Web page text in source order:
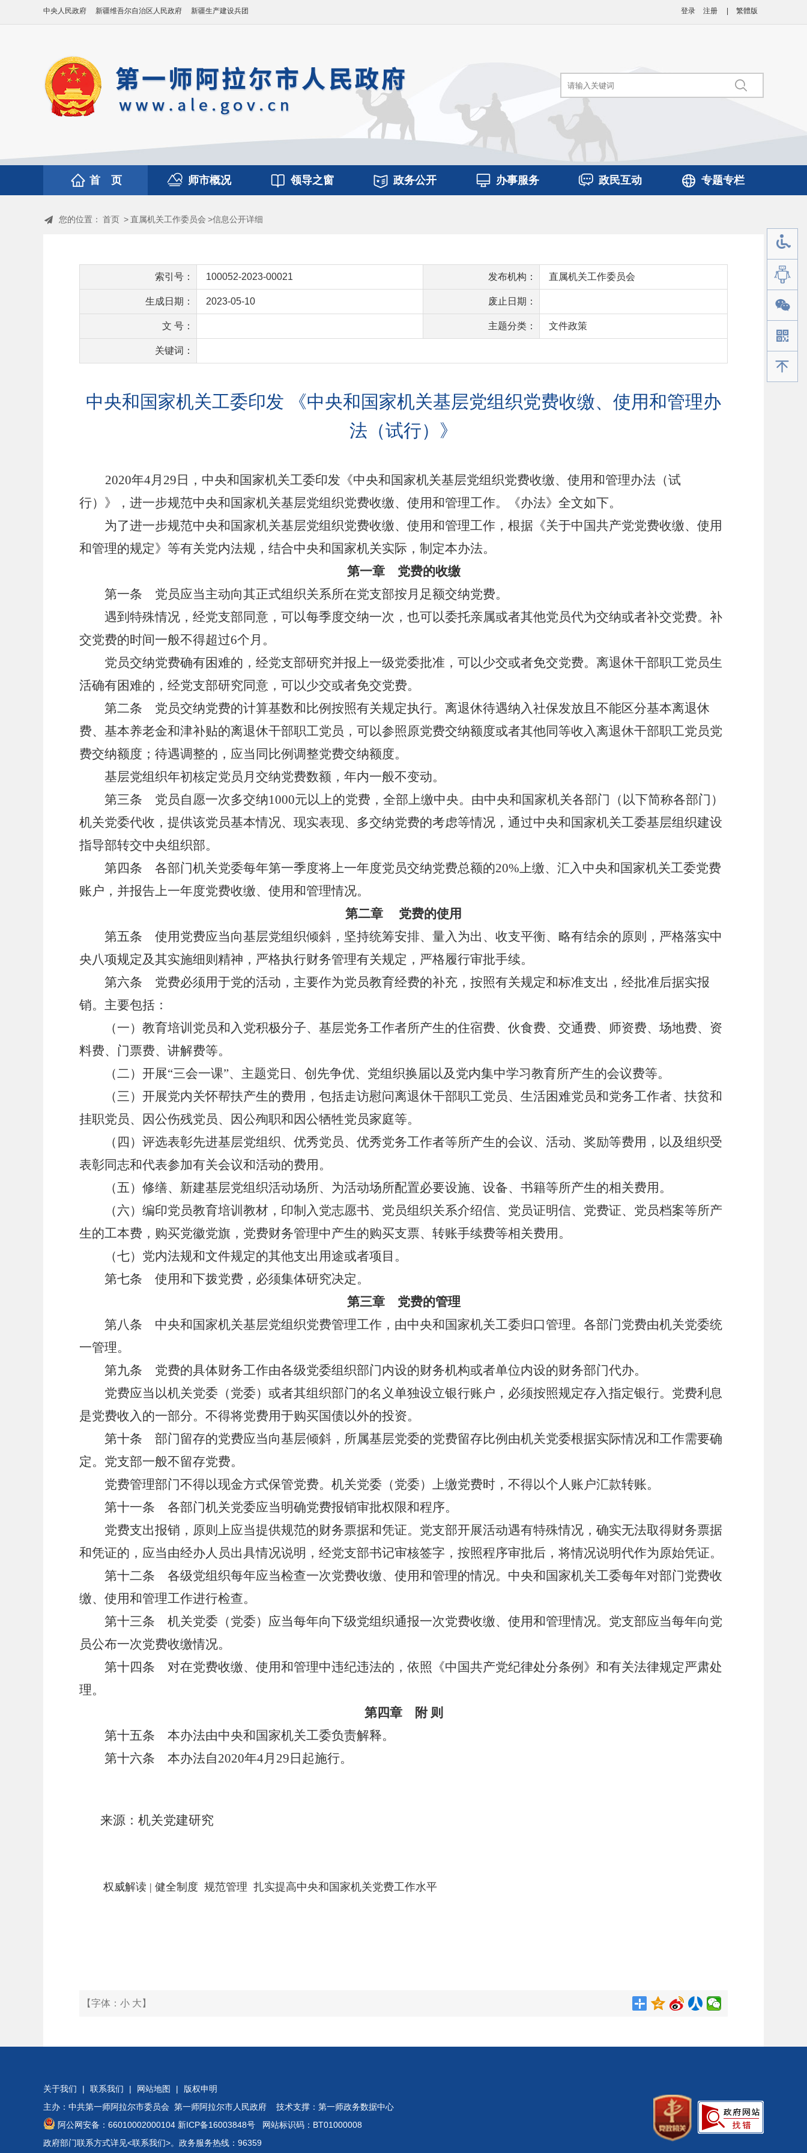
登录 注册 繁體版
中央人民政府 新疆维吾尔自治区人民政府 新疆生产建设兵团
首 页 师市概况 领导之窗 政务公开 办事服务 政民互动 专题专栏
您的位置： 首页 >直属机关工作委员会 >信息公开详细
索引号： 100052-2023-00021 发布机构： 直属机关工作委员会
生成日期： 2023-05-10 废止日期：
文 号： 主题分类： 文件政策
关键词：
中央和国家机关工委印发 《中央和国家机关基层党组织党费收缴、使用和管理办
法（试行）》
2020年4月29日，中央和国家机关工委印发《中央和国家机关基层党组织党费收缴、使用和管理办法（试
行）》，进一步规范中央和国家机关基层党组织党费收缴、使用和管理工作。《办法》全文如下。
为了进一步规范中央和国家机关基层党组织党费收缴、使用和管理工作，根据《关于中国共产党党费收缴、使用
和管理的规定》等有关党内法规，结合中央和国家机关实际，制定本办法。
第一章 党费的收缴
第一条 党员应当主动向其正式组织关系所在党支部按月足额交纳党费。
遇到特殊情况，经党支部同意，可以每季度交纳一次，也可以委托亲属或者其他党员代为交纳或者补交党费。补
交党费的时间一般不得超过6个月。
党员交纳党费确有困难的，经党支部研究并报上一级党委批准，可以少交或者免交党费。离退休干部职工党员生
活确有困难的，经党支部研究同意，可以少交或者免交党费。
第二条 党员交纳党费的计算基数和比例按照有关规定执行。离退休待遇纳入社保发放且不能区分基本离退休
费、基本养老金和津补贴的离退休干部职工党员，可以参照原党费交纳额度或者其他同等收入离退休干部职工党员党
费交纳额度；待遇调整的，应当同比例调整党费交纳额度。
基层党组织年初核定党员月交纳党费数额，年内一般不变动。
第三条 党员自愿一次多交纳1000元以上的党费，全部上缴中央。由中央和国家机关各部门（以下简称各部门）
机关党委代收，提供该党员基本情况、现实表现、多交纳党费的考虑等情况，通过中央和国家机关工委基层组织建设
指导部转交中央组织部。
第四条 各部门机关党委每年第一季度将上一年度党员交纳党费总额的20%上缴、汇入中央和国家机关工委党费
账户，并报告上一年度党费收缴、使用和管理情况。
第二章
党费的使用
第五条 使用党费应当向基层党组织倾斜，坚持统筹安排、量入为出、收支平衡、略有结余的原则，严格落实中
央八项规定及其实施细则精神，严格执行财务管理有关规定，严格履行审批手续。
第六条 党费必须用于党的活动，主要作为党员教育经费的补充，按照有关规定和标准支出，经批准后据实报
销。主要包括：
（一）教育培训党员和入党积极分子、基层党务工作者所产生的住宿费、伙食费、交通费、师资费、场地费、资
料费、门票费、讲解费等。
（二）开展“三会一课”、主题党日、创先争优、党组织换届以及党内集中学习教育所产生的会议费等。
（三）开展党内关怀帮扶产生的费用，包括走访慰问离退休干部职工党员、生活困难党员和党务工作者、扶贫和
挂职党员、因公伤残党员、因公殉职和因公牺牲党员家庭等。
（四）评选表彰先进基层党组织、优秀党员、优秀党务工作者等所产生的会议、活动、奖励等费用，以及组织受
表彰同志和代表参加有关会议和活动的费用。
（五）修缮、新建基层党组织活动场所、为活动场所配置必要设施、设备、书籍等所产生的相关费用。
（六）编印党员教育培训教材，印制入党志愿书、党员组织关系介绍信、党员证明信、党费证、党员档案等所产
生的工本费，购买党徽党旗，党费财务管理中产生的购买支票、转账手续费等相关费用。
（七）党内法规和文件规定的其他支出用途或者项目。
第七条 使用和下拨党费，必须集体研究决定。
第三章 党费的管理
第八条 中央和国家机关基层党组织党费管理工作，由中央和国家机关工委归口管理。各部门党费由机关党委统
一管理。
第九条 党费的具体财务工作由各级党委组织部门内设的财务机构或者单位内设的财务部门代办。
党费应当以机关党委（党委）或者其组织部门的名义单独设立银行账户，必须按照规定存入指定银行。党费利息
是党费收入的一部分。不得将党费用于购买国债以外的投资。
第十条 部门留存的党费应当向基层倾斜，所属基层党委的党费留存比例由机关党委根据实际情况和工作需要确
定。党支部一般不留存党费。
党费管理部门不得以现金方式保管党费。机关党委（党委）上缴党费时，不得以个人账户汇款转账。
第十一条 各部门机关党委应当明确党费报销审批权限和程序。
党费支出报销，原则上应当提供规范的财务票据和凭证。党支部开展活动遇有特殊情况，确实无法取得财务票据
和凭证的，应当由经办人员出具情况说明，经党支部书记审核签字，按照程序审批后，将情况说明代作为原始凭证。
第十二条 各级党组织每年应当检查一次党费收缴、使用和管理的情况。中央和国家机关工委每年对部门党费收
缴、使用和管理工作进行检查。
第十三条 机关党委（党委）应当每年向下级党组织通报一次党费收缴、使用和管理情况。党支部应当每年向党
员公布一次党费收缴情况。
第十四条 对在党费收缴、使用和管理中违纪违法的，依照《中国共产党纪律处分条例》和有关法律规定严肃处
理。
第四章 附 则
第十五条 本办法由中央和国家机关工委负责解释。
第十六条 本办法自2020年4月29日起施行。
来源：机关党建研究
权威解读 | 健全制度 规范管理 扎实提高中央和国家机关党费工作水平
【字体： 小 大 】
关于我们 | 联系我们 | 网站地图 |
版权申明
主办：中共第一师阿拉尔市委员会 第一师阿拉尔市人民政府 技术支撑：第一师政务数据中心
阿公网安备：66010002000104 新ICP备16003848号 网站标识码：BT01000008
政府部门联系方式详见<联系我们>。政务服务热线：96359
手机版